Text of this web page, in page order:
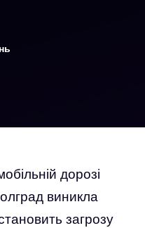
дорозі
виникла
загрозу